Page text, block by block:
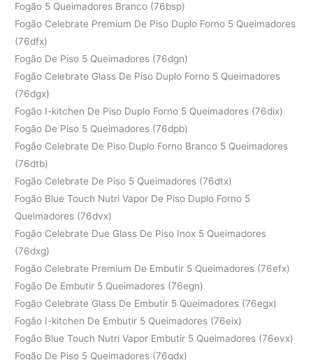
Fogão 5 Queimadores Branco (76bsp)
Fogão Celebrate Premium De Piso Duplo Forno 5 Queimadores
(76dfx)
Fogão De Piso 5 Queimadores (76dgn)
Fogão Celebrate Glass De Piso Duplo Forno 5 Queimadores
(76dgx)
Fogão I-kitchen De Piso Duplo Forno 5 Queimadores (76dix)
Fogão De Piso 5 Queimadores (76dpb)
Fogão Celebrate De Piso Duplo Forno Branco 5 Queimadores
(76dtb)
Fogão Celebrate De Piso 5 Queimadores (76dtx)
Fogão Blue Touch Nutri Vapor De Piso Duplo Forno 5
Queimadores (76dvx)
Fogão Celebrate Due Glass De Piso Inox 5 Queimadores
(76dxg)
Fogão Celebrate Premium De Embutir 5 Queimadores (76efx)
Fogão De Embutir 5 Queimadores (76egn)
Fogão Celebrate Glass De Embutir 5 Queimadores (76egx)
Fogão I-kitchen De Embutir 5 Queimadores (76eix)
Fogão Blue Touch Nutri Vapor Embutir 5 Queimadores (76evx)
Fogão De Piso 5 Queimadores (76gdx)